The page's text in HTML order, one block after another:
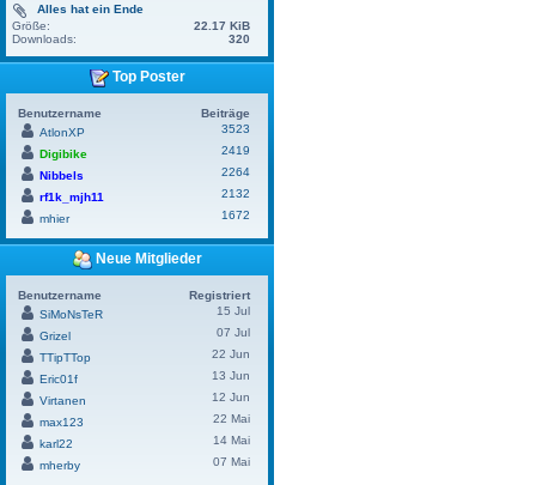
Alles hat ein Ende
Größe:
22.17 KiB
Downloads:
320
Top Poster
Benutzername
Beiträge
AtlonXP
3523
Digibike
2419
Nibbels
2264
rf1k_mjh11
2132
mhier
1672
Neue Mitglieder
Benutzername
Registriert
SiMoNsTeR
15 Jul
Grizel
07 Jul
TTipTTop
22 Jun
Eric01f
13 Jun
Virtanen
12 Jun
max123
22 Mai
karl22
14 Mai
mherby
07 Mai